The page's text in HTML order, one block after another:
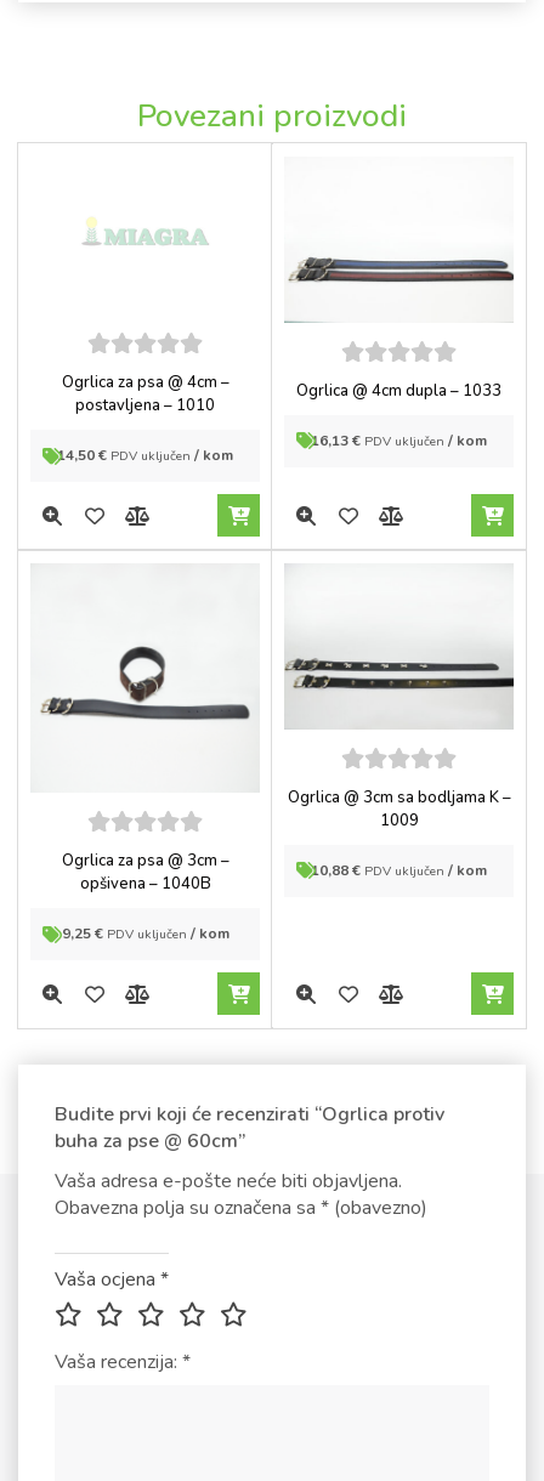
Povezani proizvodi
5out of
Ogrlica za psa @ 4cm –
postavljena – 1010
14,50€ PDV uključen / kom
5out of
5
Ogrlica @ 4cm dupla – 1033
16,13€ PDV uključen / kom
5out of
Ogrlica za psa @ 3cm –
opšivena – 1040B
9,25€ PDV uključen / kom
5out of
5
Ogrlica @ 3cm sa bodljama K –
1009
10,88€ PDV uključen / kom
Budite prvi koji će recenzirati “Ogrlica protiv
buha za pse @ 60cm”
Vaša adresa e-pošte neće biti objavljena.
Obavezna polja su označena sa * (obavezno)
Vaša ocjena *
Vaša recenzija: *